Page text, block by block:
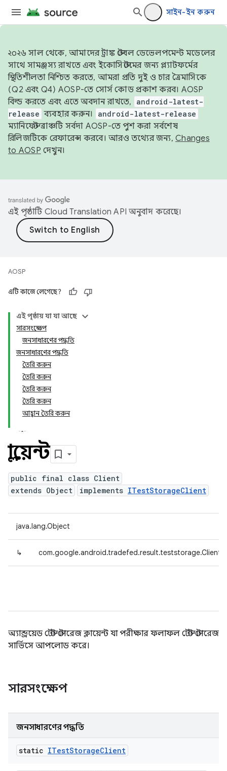
সাইন-ইন করুন
২০২৬ সাল থেকে, আমাদের ট্রাঙ্ক স্টেবল ডেভেলপমেন্ট মডেলের
সাথে সামঞ্জস্য রাখতে এবং ইকোসিস্টেমের জন্য প্ল্যাটফর্মের
স্থিতিশীলতা নিশ্চিত করতে, আমরা প্রতি দুই ও চার ত্রৈমাসিকে
(Q2 এবং Q4) AOSP-তে সোর্স কোড প্রকাশ করব। AOSP
বিল্ড করতে এবং এতে অবদান রাখতে,
android-latest-
release ব্যবহার করুন। android-latest-release
ম্যানিফেস্ট ব্রাঞ্চটি সর্বদা AOSP-তে পুশ করা সর্বশেষ
রিলিজটিকে রেফারেন্স করবে। আরও তথ্যের জন্য, Changes
to AOSP দেখুন।
এই পৃষ্ঠাটি Cloud Translation API অনুবাদ করেছে।
AOSP
এটি কাজে লেগেছে?
এই পৃষ্ঠায় যা যা আছে
সারসংক্ষেপ
জনসাধারণের পদ্ধতি
জনসাধারণের পদ্ধতি
তৈরি করুন
তৈরি করুন
তৈরি করুন
তৈরি করুন
আহ্বান তৈরি করুন
ক্লায়েন্ট
public final class Client
extends Object
implements ITestStorageClient
java.lang.Object
↳ com.google.android.tradefed.result.teststorage.Client
অ্যান্ড্রয়েড টেস্ট স্টোরেজ ক্লায়েন্ট যা পরীক্ষার ফলাফল টেস্ট স্টোরেজ
সার্ভিসে আপলোড করে।
সারসংক্ষেপ
জনসাধারণের পদ্ধতি
static ITestStorageClient